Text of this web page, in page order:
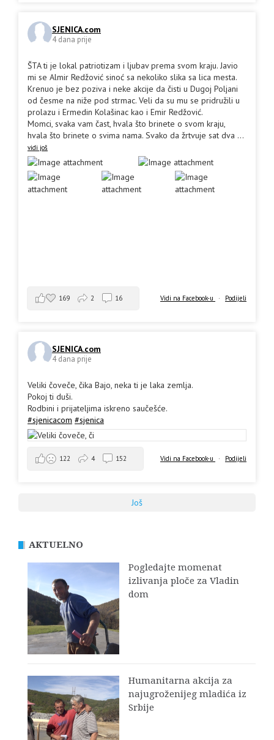
SJENICA.com
4 dana prije
ŠTA ti je lokal patriotizam i ljubav prema svom kraju. Javio
mi se Almir Redžović sinoć sa nekoliko slika sa lica mesta.
Krenuo je bez poziva i neke akcije da čisti u Dugoj Poljani
od česme na niže pod strmac. Veli da su mu se pridružili u
prolazu i Ermedin Kolašinac kao i Emir Redžović.
Momci, svaka vam čast, hvala što brinete o svom kraju,
hvala što brinete o svima nama. Svako da žrtvuje sat dva ...
vidi još
Vidi na Facebook-u · Podijeli
169 2 16
SJENICA.com
4 dana prije
Veliki čoveče, čika Bajo, neka ti je laka zemlja.
Pokoj ti duši.
Rodbini i prijateljima iskreno saučešće.
#sjenicacom #sjenica
Vidi na Facebook-u · Podijeli
122 4 152
Još
AKTUELNO
Pogledajte momenat
izlivanja ploče za Vladin
dom
Humanitarna akcija za
najugroženijeg mladića iz
Srbije